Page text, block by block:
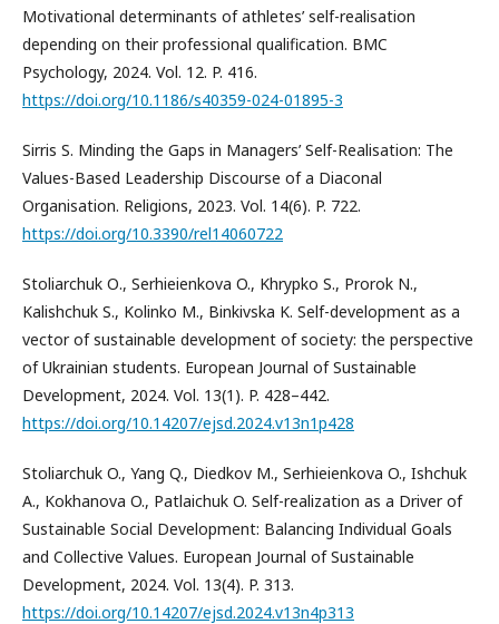
Motivational determinants of athletes’ self-realisation
depending on their professional qualification. BMC
Psychology, 2024. Vol. 12. P. 416.
https://doi.org/10.1186/s40359-024-01895-3
Sirris S. Minding the Gaps in Managers’ Self-Realisation: The
Values-Based Leadership Discourse of a Diaconal
Organisation. Religions, 2023. Vol. 14(6). P. 722.
https://doi.org/10.3390/rel14060722
Stoliarchuk О., Serhieienkova O., Khrypko S., Prorok N.,
Kalishchuk S., Kolinko M., Binkivska K. Self-development as a
vector of sustainable development of society: the perspective
of Ukrainian students. European Journal of Sustainable
Development, 2024. Vol. 13(1). P. 428–442.
https://doi.org/10.14207/ejsd.2024.v13n1p428
Stoliarchuk O., Yang Q., Diedkov M., Serhieienkova O., Ishchuk
A., Kokhanova O., Patlaichuk O. Self-realization as a Driver of
Sustainable Social Development: Balancing Individual Goals
and Collective Values. European Journal of Sustainable
Development, 2024. Vol. 13(4). P. 313.
https://doi.org/10.14207/ejsd.2024.v13n4p313